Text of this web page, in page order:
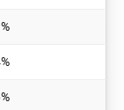
%
%
%